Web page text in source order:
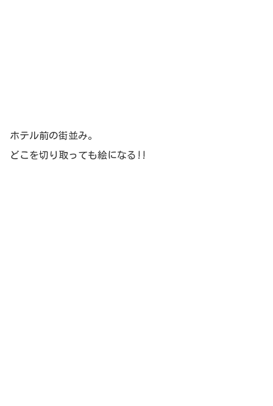
ホテル前の街並み。
どこを切り取っても絵になる!!